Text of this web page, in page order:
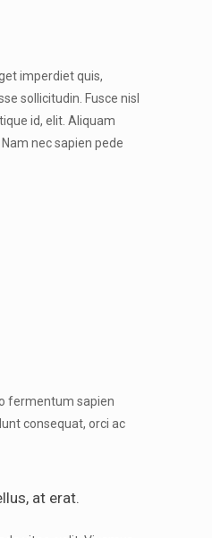
imperdiet quis,
sollicitudin. Fusce nisl
id, elit. Aliquam
nec sapien pede
fermentum sapien
consequat, orci ac
at erat.